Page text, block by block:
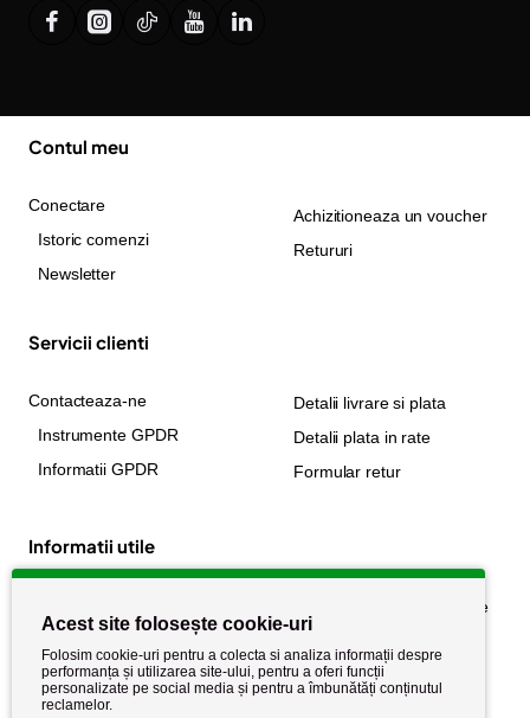
Contul meu
Conectare
Istoric comenzi
Newsletter
Achizitioneaza un voucher
Retururi
Servicii clienti
Contacteaza-ne
Instrumente GPDR
Informatii GPDR
Detalii livrare si plata
Detalii plata in rate
Formular retur
Informatii utile
Politica de cookie
Politica de confidențialitate
Termeni si conditii
Acest site folosește cookie-uri
Folosim cookie-uri pentru a colecta si analiza informații despre
performanța și utilizarea site-ului, pentru a oferi funcții
personalizate pe social media și pentru a îmbunătăți conținutul
reclamelor.